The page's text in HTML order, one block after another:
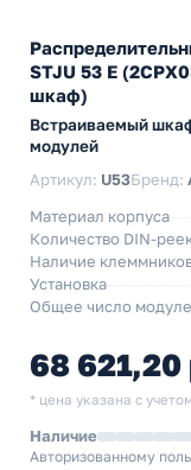
STJU 53 E
шкаф)
Встраиваемый
модулей
Артикул: U53Бренд:
Материал корпуса
Количество DIN-
Наличие
Установка
Общее число
68 621,20
* цена указана с
Наличие
Авторизованному